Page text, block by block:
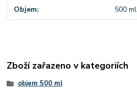
Objem 500 ml
Zboží zařazeno v kategoriích
objem 500 ml